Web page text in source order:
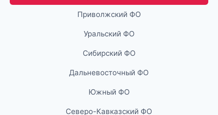
Приволжский ФО
Уральский ФО
Сибирский ФО
Дальневосточный ФО
Южный ФО
Северо-Кавказский ФО